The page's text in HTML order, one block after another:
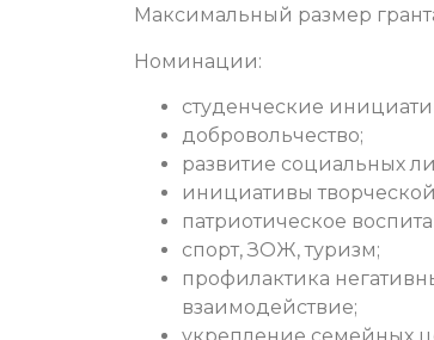
Максимальный размер
Номинации:
студенческие
добровольчество;
развитие социальных
инициативы
патриотическое
спорт, ЗОЖ, туризм;
профилактика
взаимодействие;